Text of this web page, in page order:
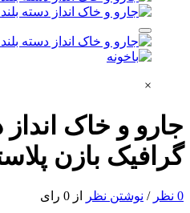
×
جارو و خاک انداز
گرافیک بازن پلاستیک
0 نظر / نوشتن نظر از 0 رای